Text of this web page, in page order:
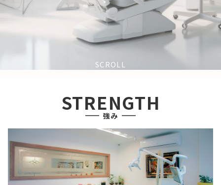
SCROLL
STRENGTH
強み